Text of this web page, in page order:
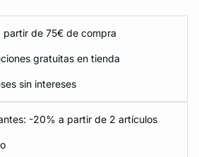
partir de 75€ de compra
gratuitas en tienda
sin intereses
-20% a partir de 2 artículos